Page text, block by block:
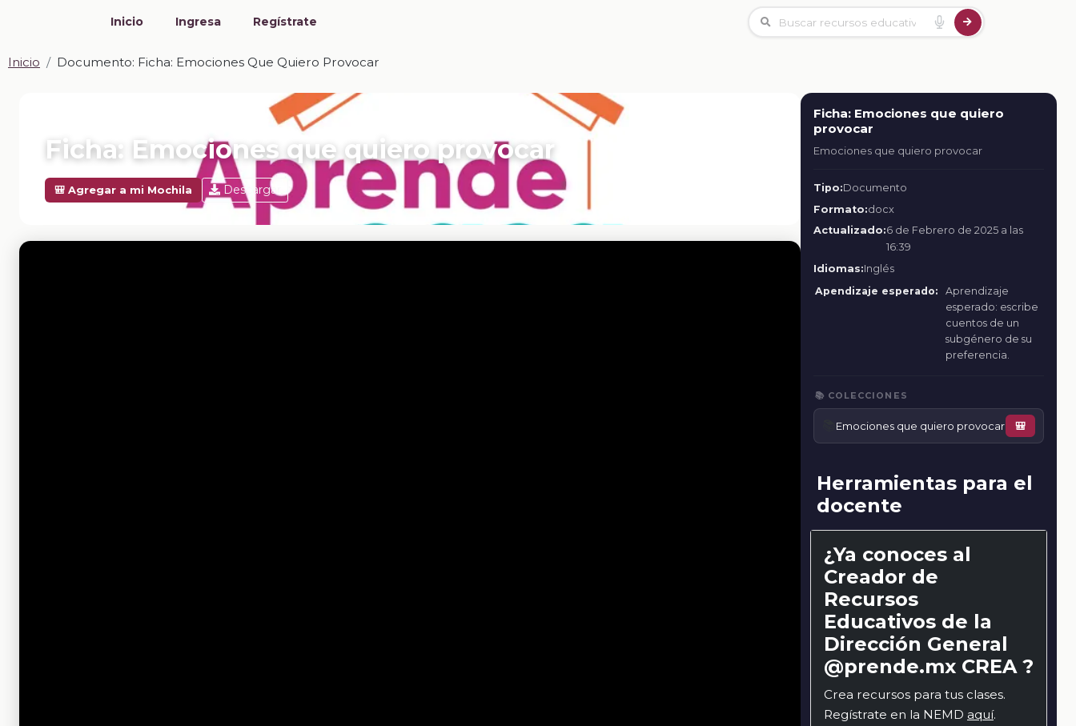
Inicio Ingresa Regístrate
Inicio Documento: Ficha: Emociones Que Quiero Provocar
Ficha: Emociones que quiero provocar
🎒 Agregar a mi Mochila Descargar
Ficha: Emociones que quiero
provocar
Emociones que quiero provocar
Tipo:Documento
Formato:docx
Actualizado:6 de Febrero de 2025 a las
16:39
Idiomas:Inglés
Apendizaje esperado:
Aprendizaje
esperado: escribe
cuentos de un
subgénero de su
preferencia.
📚 COLECCIONES
Emociones que quiero provocar 🎒
Herramientas para el
docente
¿Ya conoces al
Creador de
Recursos
Educativos de la
Dirección General
@prende.mx CREA ?
Crea recursos para tus clases.
Regístrate en la NEMD aquí.